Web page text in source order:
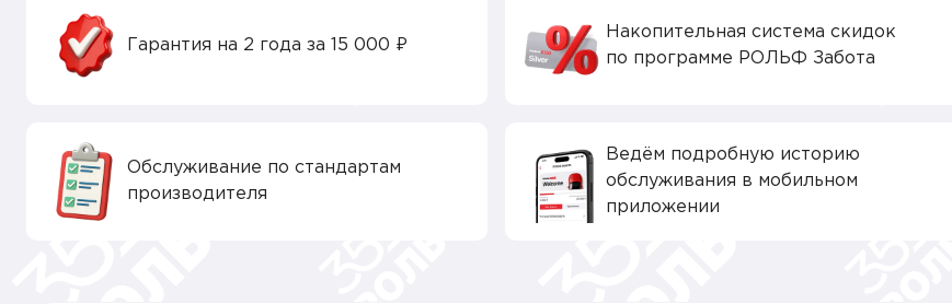
Гарантия на 2 года за 15 000 ₽
Накопительная система скидок
по программе РОЛЬФ Забота
Обслуживание по стандартам
производителя
Ведём подробную историю
обслуживания в мобильном
приложении